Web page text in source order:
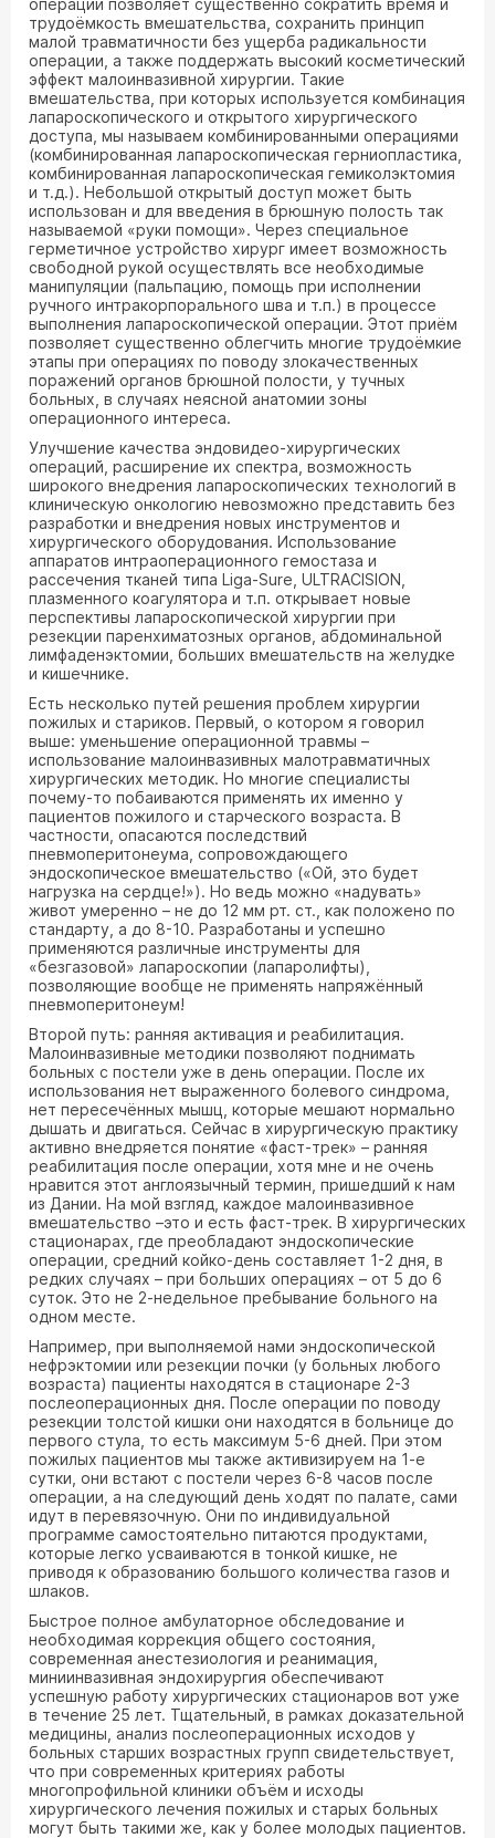
операции позволяет существенно сократить время и
трудоёмкость вмешательства, сохранить принцип
малой травматичности без ущерба радикальности
операции, а также поддержать высокий косметический
эффект малоинвазивной хирургии. Такие
вмешательства, при которых используется комбинация
лапароскопического и открытого хирургического
доступа, мы называем комбинированными операциями
(комбинированная лапароскопическая герниопластика,
комбинированная лапароскопическая гемиколэктомия
и т.д.). Небольшой открытый доступ может быть
использован и для введения в брюшную полость так
называемой «руки помощи». Через специальное
герметичное устройство хирург имеет возможность
свободной рукой осуществлять все необходимые
манипуляции (пальпацию, помощь при исполнении
ручного интракорпорального шва и т.п.) в процессе
выполнения лапароскопической операции. Этот приём
позволяет существенно облегчить многие трудоёмкие
этапы при операциях по поводу злокачественных
поражений органов брюшной полости, у тучных
больных, в случаях неясной анатомии зоны
операционного интереса.
Улучшение качества эндовидео-хирургических
операций, расширение их спектра, возможность
широкого внедрения лапароскопических технологий в
клиническую онкологию невозможно представить без
разработки и внедрения новых инструментов и
хирургического оборудования. Использование
аппаратов интраоперационного гемостаза и
рассечения тканей типа Liga-Sure, ULTRACISION,
плазменного коагулятора и т.п. открывает новые
перспективы лапароскопической хирургии при
резекции паренхиматозных органов, абдоминальной
лимфаденэктомии, больших вмешательств на желудке
и кишечнике.
Есть несколько путей решения проблем хирургии
пожилых и стариков. Первый, о котором я говорил
выше: уменьшение операционной травмы –
использование малоинвазивных малотравматичных
хирургических методик. Но многие специалисты
почему-то побаиваются применять их именно у
пациентов пожилого и старческого возраста. В
частности, опасаются последствий
пневмоперитонеума, сопровождающего
эндоскопическое вмешательство («Ой, это будет
нагрузка на сердце!»). Но ведь можно «надувать»
живот умеренно – не до 12 мм рт. ст., как положено по
стандарту, а до 8-10. Разработаны и успешно
применяются различные инструменты для
«безгазовой» лапароскопии (лапаролифты),
позволяющие вообще не применять напряжённый
пневмоперитонеум!
Второй путь: ранняя активация и реабилитация.
Малоинвазивные методики позволяют поднимать
больных с постели уже в день операции. После их
использования нет выраженного болевого синдрома,
нет пересечённых мышц, которые мешают нормально
дышать и двигаться. Сейчас в хирургическую практику
активно внедряется понятие «фаст-трек» – ранняя
реабилитация после операции, хотя мне и не очень
нравится этот англоязычный термин, пришедший к нам
из Дании. На мой взгляд, каждое малоинвазивное
вмешательство –это и есть фаст-трек. В хирургических
стационарах, где преобладают эндоскопические
операции, средний койко-день составляет 1-2 дня, в
редких случаях – при больших операциях – от 5 до 6
суток. Это не 2-недельное пребывание больного на
одном месте.
Например, при выполняемой нами эндоскопической
нефрэктомии или резекции почки (у больных любого
возраста) пациенты находятся в стационаре 2-3
послеоперационных дня. После операции по поводу
резекции толстой кишки они находятся в больнице до
первого стула, то есть максимум 5-6 дней. При этом
пожилых пациентов мы также активизируем на 1-е
сутки, они встают с постели через 6-8 часов после
операции, а на следующий день ходят по палате, сами
идут в перевязочную. Они по индивидуальной
программе самостоятельно питаются продуктами,
которые легко усваиваются в тонкой кишке, не
приводя к образованию большого количества газов и
шлаков.
Быстрое полное амбулаторное обследование и
необходимая коррекция общего состояния,
современная анестезиология и реанимация,
миниинвазивная эндохирургия обеспечивают
успешную работу хирургических стационаров вот уже
в течение 25 лет. Тщательный, в рамках доказательной
медицины, анализ послеоперационных исходов у
больных старших возрастных групп свидетельствует,
что при современных критериях работы
многопрофильной клиники объём и исходы
хирургического лечения пожилых и старых больных
могут быть такими же, как у более молодых пациентов.